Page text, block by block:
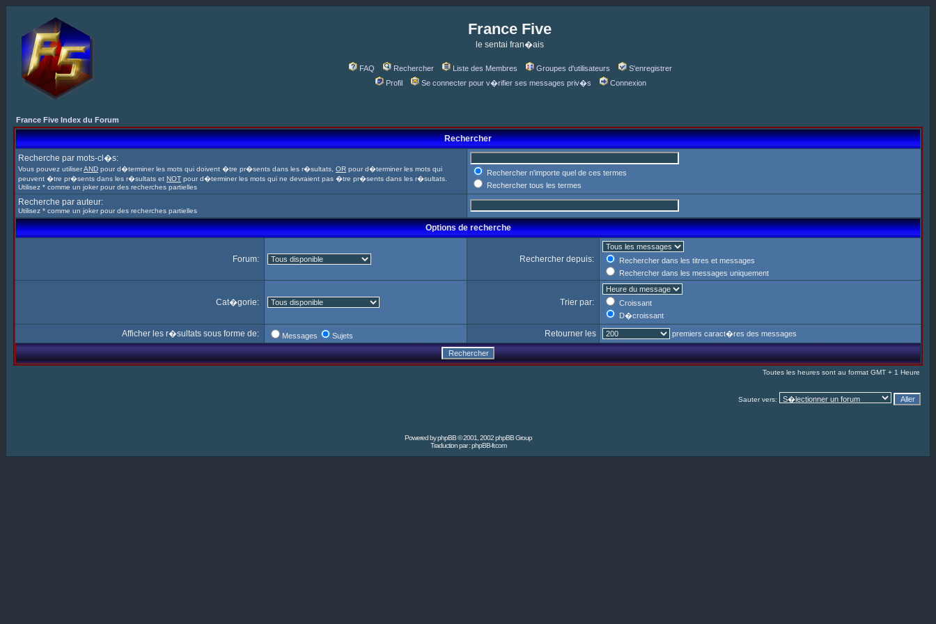
France Five
le sentai fran�ais
FAQ Rechercher Liste des Membres Groupes d'utilisateurs
S'enregistrer
Profil
Se connecter pour v�rifier ses messages priv�s Connexion
France Five Index du Forum
Rechercher
Recherche par mots-cl�s:
Vous pouvez utiliserAND pour d�terminer les mots qui doivent �tre pr�sents dans les r�sultats, OR pour d�terminer les mots qui
peuvent �tre pr�sents dans les r�sultats et NOT pour d�terminer les mots qui ne devraient pas �tre pr�sents dans les r�sultats.
Utilisez * comme un joker pour des recherches partielles
Rechercher n'importe quel de ces termes
Rechercher tous les termes
Recherche par auteur:
Utilisez * comme un joker pour des recherches partielles
Options de recherche
Forum: Rechercher depuis:
Rechercher dans les titres et messages
Rechercher dans les messages uniquement
Cat�gorie: Trier par:
Croissant
D�croissant
Afficher les r�sultats sous forme de: Messages Sujets Retourner les premiers caract�res des messages
Toutes les heures sont au format GMT + 1 Heure
Sauter vers:
Powered byphpBB© 2001, 2002 phpBB Group
Traduction par :phpBB-fr.com